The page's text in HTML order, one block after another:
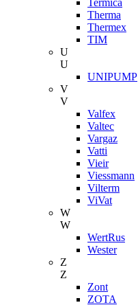
Termica
Therma
Thermex
TIM
U
U
UNIPUMP
V
V
Valfex
Valtec
Vargaz
Vatti
Vieir
Viessmann
Vilterm
ViVat
W
W
WertRus
Wester
Z
Z
Zont
ZOTA